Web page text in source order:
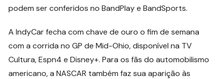
podem ser conferidos no BandPlay e BandSports.
A IndyCar fecha com chave de ouro o fim de semana
com a corrida no GP de Mid-Ohio, disponível na TV
Cultura, Espn4 e Disney+. Para os fãs do automobilismo
americano, a NASCAR também faz sua aparição às